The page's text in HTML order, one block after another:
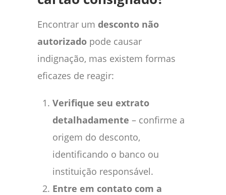
Encontrar um desconto não
autorizado pode causar
indignação, mas existem formas
eficazes de reagir:
Verifique seu extrato
detalhadamente – confirme a
origem do desconto,
identificando o banco ou
instituição responsável.
Entre em contato com a